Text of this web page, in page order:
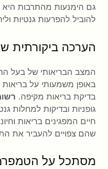
גם הימנעות מהתרבות היא
להוביל להפרעות גנטיות
הערכה ביקורתית
המצב הבריאותי של בעל
באופן משמעותי על בריאות
בדיקת בריאות מקיפה.
גופניות ובדיקות למחלות
חיים המפגינים בריאות
שהם צפויים להעביר את
מסתכל על